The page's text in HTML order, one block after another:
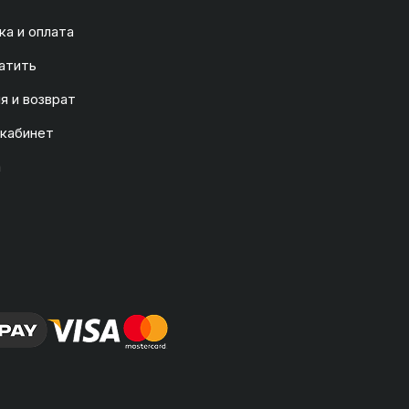
и оплата
и возврат